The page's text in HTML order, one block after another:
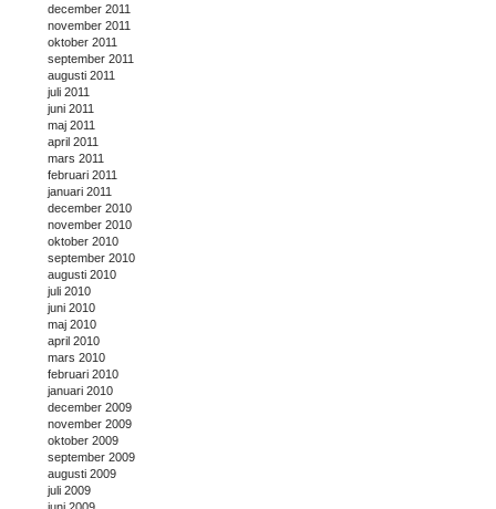
december 2011
november 2011
oktober 2011
september 2011
augusti 2011
juli 2011
juni 2011
maj 2011
april 2011
mars 2011
februari 2011
januari 2011
december 2010
november 2010
oktober 2010
september 2010
augusti 2010
juli 2010
juni 2010
maj 2010
april 2010
mars 2010
februari 2010
januari 2010
december 2009
november 2009
oktober 2009
september 2009
augusti 2009
juli 2009